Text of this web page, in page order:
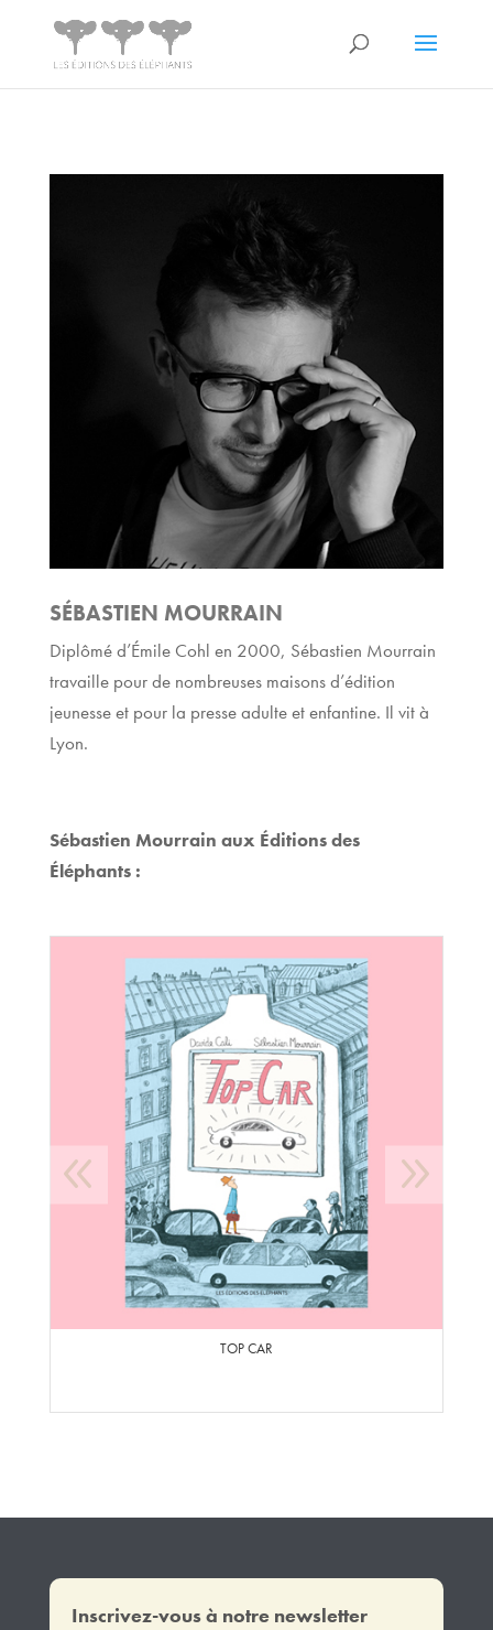
SÉBASTIEN MOURRAIN
Diplômé d’Émile Cohl en 2000, Sébastien Mourrain
travaille pour de nombreuses maisons d’édition
jeunesse et pour la presse adulte et enfantine. Il vit à
Lyon.
Sébastien Mourrain aux Éditions des
Éléphants :
TOP CAR
Inscrivez-vous à notre newsletter